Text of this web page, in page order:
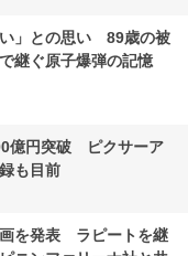
い」との思い 89歳の被
継ぐ原子爆弾の記憶
億円突破 ピクサーア
も目前
を発表 ラピートを継